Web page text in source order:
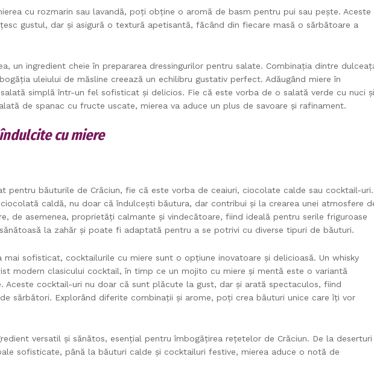
cu rozmarin sau lavandă, poți obține o aromă de basm pentru pui sau pește. Aceste
gustul, dar și asigură o textură apetisantă, făcând din fiecare masă o sărbătoare a
un ingredient cheie în prepararea dressingurilor pentru salate. Combinația dintre
uleiului de măsline creează un echilibru gustativ perfect. Adăugând miere în
simplă într-un fel sofisticat și delicios. Fie că este vorba de o salată verde cu nuci și
de spanac cu fructe uscate, mierea va aduce un plus de savoare și rafinament.
cu miere
pentru băuturile de Crăciun, fie că este vorba de ceaiuri, ciocolate calde sau cocktail-uri.
ciocolată caldă, nu doar că îndulcești băutura, dar contribui și la crearea unei atmosfere
de asemenea, proprietăți calmante și vindecătoare, fiind ideală pentru serile friguroase
la zahăr și poate fi adaptată pentru a se potrivi cu diverse tipuri de băuturi.
mai sofisticat, cocktailurile cu miere sunt o opțiune inovatoare și delicioasă. Un whisky
modern clasicului cocktail, în timp ce un mojito cu miere și mentă este o variantă
Aceste cocktail-uri nu doar că sunt plăcute la gust, dar și arată spectaculos, fiind
sărbători. Explorând diferite combinații și arome, poți crea băuturi unice care îți vor
versatil și sănătos, esențial pentru îmbogățirea rețetelor de Crăciun. De la deserturi
sofisticate, până la băuturi calde și cocktailuri festive, mierea aduce o notă de